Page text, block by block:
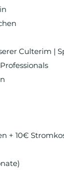
Culterim |
+ 10€